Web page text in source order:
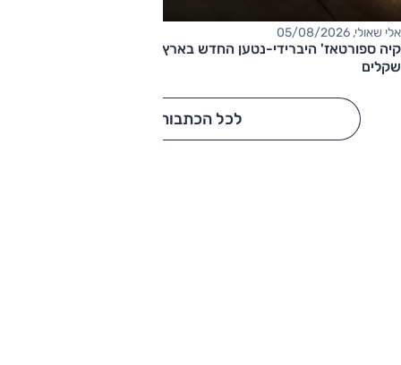
אלי שאולי, 05/08/2026
שקלים
לכל הכתבות